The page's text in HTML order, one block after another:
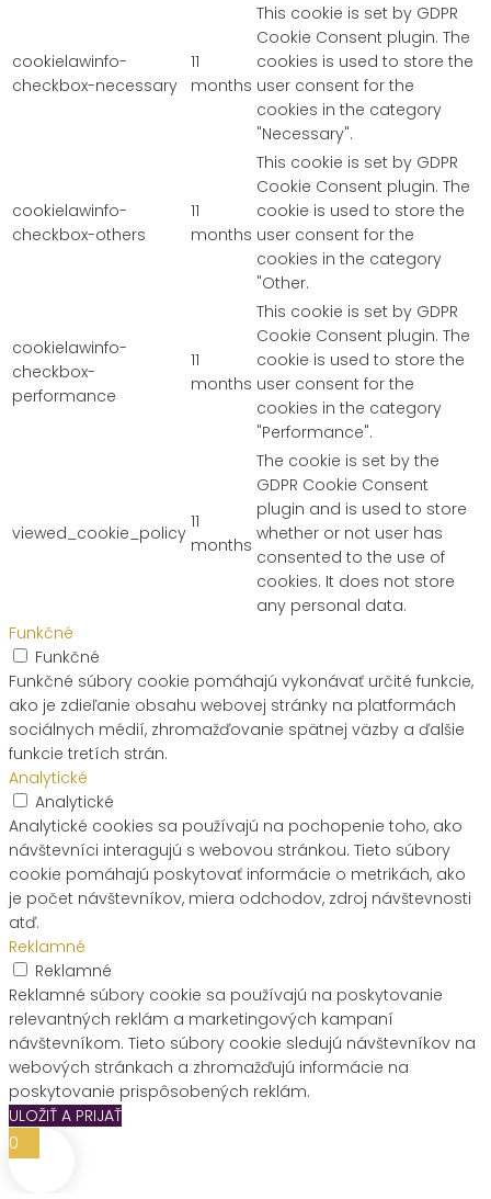
cookielawinfo-
checkbox-necessary
11
months
This cookie is set by GDPR
Cookie Consent plugin. The
cookies is used to store the
user consent for the
cookies in the category
"Necessary".
cookielawinfo-
checkbox-others
11
months
This cookie is set by GDPR
Cookie Consent plugin. The
cookie is used to store the
user consent for the
cookies in the category
"Other.
cookielawinfo-
checkbox-
performance
11
months
This cookie is set by GDPR
Cookie Consent plugin. The
cookie is used to store the
user consent for the
cookies in the category
"Performance".
viewed_cookie_policy
11
months
The cookie is set by the
GDPR Cookie Consent
plugin and is used to store
whether or not user has
consented to the use of
cookies. It does not store
any personal data.
Funkčné
Funkčné
Funkčné súbory cookie pomáhajú vykonávať určité funkcie,
ako je zdieľanie obsahu webovej stránky na platformách
sociálnych médií, zhromažďovanie spätnej väzby a ďalšie
funkcie tretích strán.
Analytické
Analytické
Analytické cookies sa používajú na pochopenie toho, ako
návštevníci interagujú s webovou stránkou. Tieto súbory
cookie pomáhajú poskytovať informácie o metrikách, ako
je počet návštevníkov, miera odchodov, zdroj návštevnosti
atď.
Reklamné
Reklamné
Reklamné súbory cookie sa používajú na poskytovanie
relevantných reklám a marketingových kampaní
návštevníkom. Tieto súbory cookie sledujú návštevníkov na
webových stránkach a zhromažďujú informácie na
poskytovanie prispôsobených reklám.
ULOŽIŤ A PRIJAŤ
0